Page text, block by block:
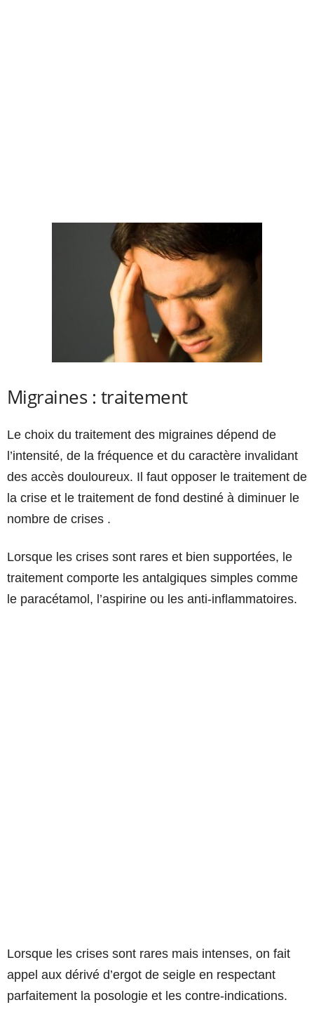
Migraines : traitement
Le choix du traitement des migraines dépend de
l’intensité, de la fréquence et du caractère invalidant
des accès douloureux. Il faut opposer le traitement de
la crise et le traitement de fond destiné à diminuer le
nombre de crises .
Lorsque les crises sont rares et bien supportées, le
traitement comporte les antalgiques simples comme
le paracétamol, l’aspirine ou les anti-inflammatoires.
Lorsque les crises sont rares mais intenses, on fait
appel aux dérivé d’ergot de seigle en respectant
parfaitement la posologie et les contre-indications.